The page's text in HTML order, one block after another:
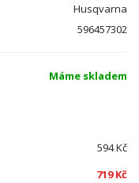
Husqvarna
596457302
Máme skladem
594 Kč
719 Kč